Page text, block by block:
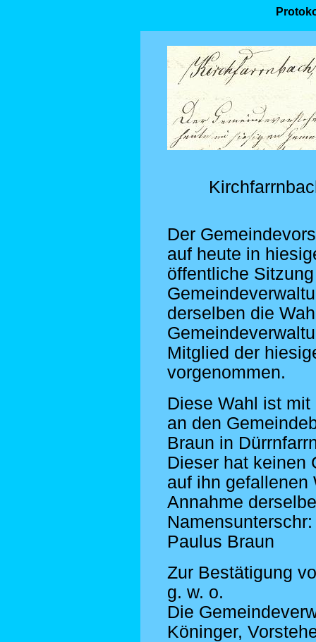
Der
auf heute in
öffentliche
derselben die
Mitglied der
vorgenommen.
Diese Wahl ist
an den
Braun in
Dieser hat keinen
auf ihn gefallenen
Annahme
Namensunterschr:
Paulus Braun
Zur Bestätigung
g. w. o.
Die
Köninger,